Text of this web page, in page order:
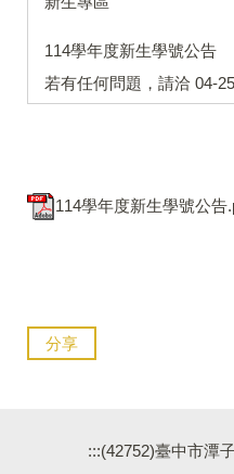
114學年度新生學號公告
若有任何問題，請洽 04-
114學年度新生學號公告
分享
:::(42752)臺中市潭